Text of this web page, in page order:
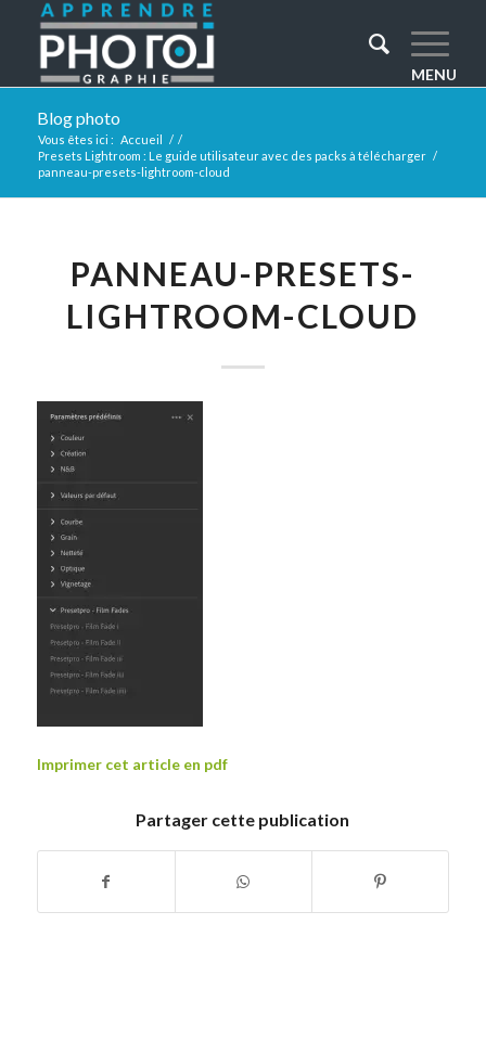
Blog photo
Vous êtes ici : Accueil / /
Presets Lightroom : Le guide utilisateur avec des packs à télécharger /
panneau-presets-lightroom-cloud
PANNEAU-PRESETS-
LIGHTROOM-CLOUD
Imprimer cet article en pdf
Partager cette publication